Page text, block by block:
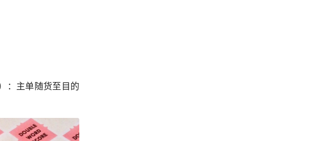
：主单随货至目的